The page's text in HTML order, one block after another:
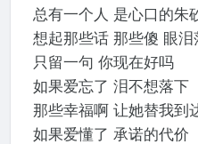
总有一个人 是心口的朱
想起那些话 那些傻 眼泪
只留一句 你现在好吗
如果爱忘了 泪不想落下
那些幸福啊 让她替我到
如果爱懂了 承诺的代价